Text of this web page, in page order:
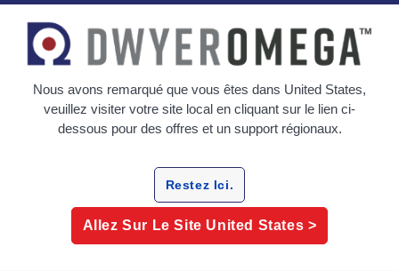
Accueil
Automatisation, contrôle et surveillance
Compteurs et indicateurs
Indicateurs spécialisés
Indicateurs spécialisés
Grille Tableau
Affiner
Nous avons remarqué que vous êtes dans United States,
veuillez visiter votre site local en cliquant sur le lien ci-
dessous pour des offres et un support régionaux.
Restez Ici.
Allez Sur Le Site United States >